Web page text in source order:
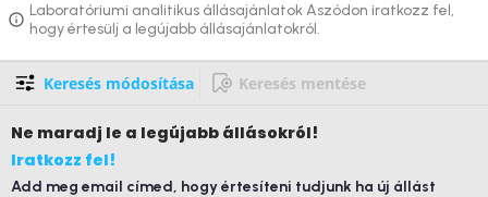
Laboratóriumi analitikus állásajánlatok Aszódon iratkozz fel,
hogy értesülj a legújabb állásajánlatokról.
Keresés módosítása Keresés mentése
Ne maradj le a legújabb állásokról!
Iratkozz fel!
Add meg email címed, hogy értesíteni tudjunk ha új állást